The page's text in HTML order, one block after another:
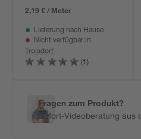
2,19 € / Meter
Lieferung nach Hause
Nicht verfügbar in
Troisdorf
(1)
Fragen zum Produkt?
Sofort-Videoberatung aus